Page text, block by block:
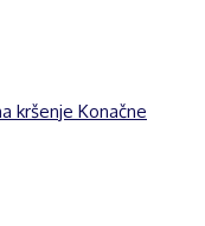
kršenje Konačne